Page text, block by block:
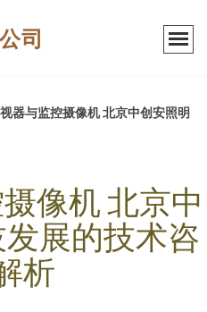
司
器与监控摄像机 北京中创安照明
像机 北京中
展的技术咨
析